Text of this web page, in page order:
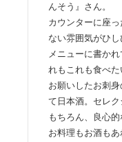
んそう』さん。
カウンターに座
ない雰囲気がひし
メニューに書か
れもこれも食べ
お願いしたお刺
て日本酒。セレ
もちろん、良心
お料理もお酒も